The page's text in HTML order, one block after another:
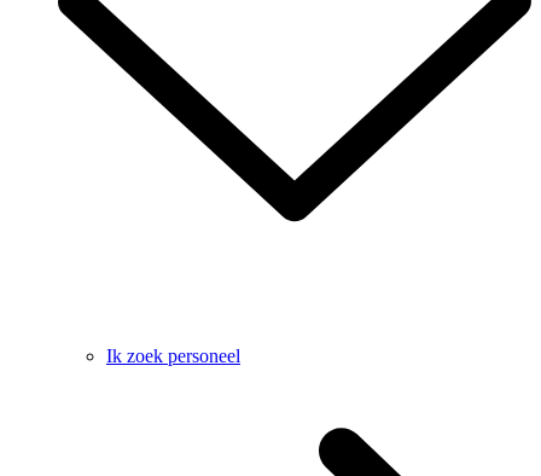
Ik zoek personeel